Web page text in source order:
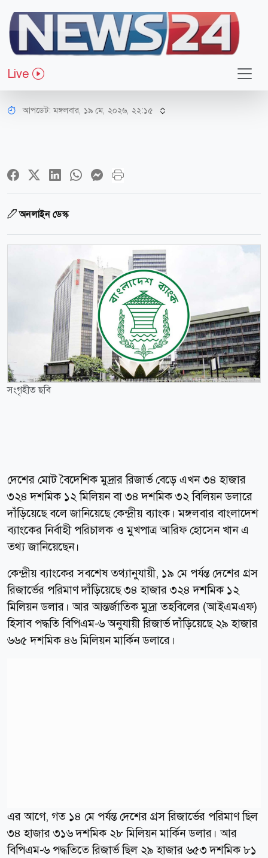
Live
অর্থ-বাণিজ্য
রিজার্ভ বেড়ে কত বিলিয়ন ডলার, জানাল
কেন্দ্রীয় ব্যাংক
আপডেট: মঙ্গলবার, ১৯ মে, ২০২৬, ২২:১৫
অনলাইন ডেস্ক
সংগৃহীত ছবি
দেশের মোট বৈদেশিক মুদ্রার রিজার্ভ বেড়ে এখন ৩৪ হাজার
৩২৪ দশমিক ১২ মিলিয়ন বা ৩৪ দশমিক ৩২ বিলিয়ন ডলারে
দাঁড়িয়েছে বলে জানিয়েছে কেন্দ্রীয় ব্যাংক। মঙ্গলবার বাংলাদেশ
ব্যাংকের নির্বাহী পরিচালক ও মুখপাত্র আরিফ হোসেন খান এ
তথ্য জানিয়েছেন।
কেন্দ্রীয় ব্যাংকের সবশেষ তথ্যানুযায়ী, ১৯ মে পর্যন্ত দেশের গ্রস
রিজার্ভের পরিমাণ দাঁড়িয়েছে ৩৪ হাজার ৩২৪ দশমিক ১২
মিলিয়ন ডলার। আর আন্তর্জাতিক মুদ্রা তহবিলের (আইএমএফ)
হিসাব পদ্ধতি বিপিএম-৬ অনুযায়ী রিজার্ভ দাঁড়িয়েছে ২৯ হাজার
৬৬৫ দশমিক ৪৬ মিলিয়ন মার্কিন ডলারে।
এর আগে, গত ১৪ মে পর্যন্ত দেশের গ্রস রিজার্ভের পরিমাণ ছিল
৩৪ হাজার ৩১৬ দশমিক ২৮ মিলিয়ন মার্কিন ডলার। আর
বিপিএম-৬ পদ্ধতিতে রিজার্ভ ছিল ২৯ হাজার ৬৫৩ দশমিক ৮১